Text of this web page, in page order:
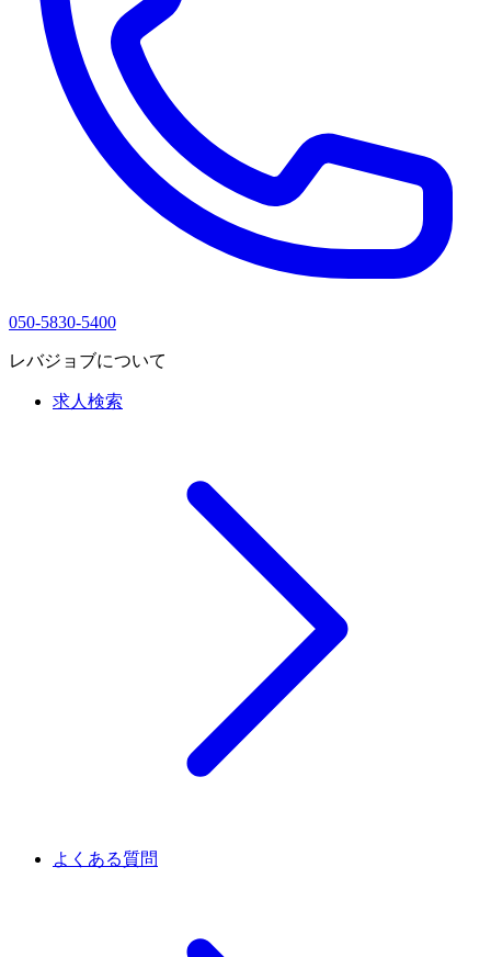
050-5830-5400
レバジョブについて
求人検索
よくある質問